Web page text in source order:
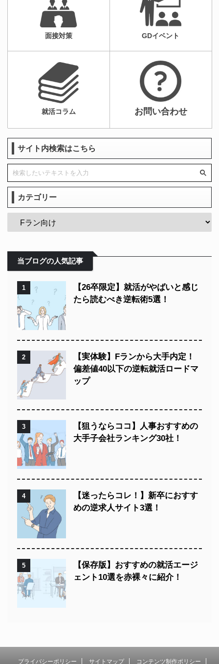
面接対策 GDイベント
就活コラム お問い合わせ
サイト内検索はこちら
カテゴリー
当ブログの人気記事
1
【26卒限定】就活がやばいと感じ
たら読むべき逆転術5選！
2
【実体験】Fランから大手内定！
偏差値40以下の逆転就活ロードマ
ップ
3
【狙うならココ】人事おすすめの
大手子会社ランキング30社！
4
【迷ったらコレ！】新卒におすす
めの逆求人サイト3選！
5
【保存版】おすすめの就活エージ
ェント10選を赤裸々に紹介！
プライバシーポリシー サイトマップ コンテンツ制作ポリシー